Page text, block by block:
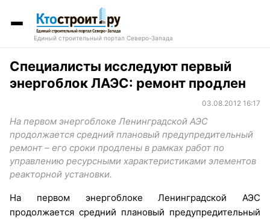
Единый строительный портал Северо-Запада
Специалисты исследуют первый
энергоблок ЛАЭС: ремонт продлен
03.08.2012 16:17
На первом энергоблоке Ленинградской АЭС
продолжается средний плановый предупредительный
ремонт – его сроки продлены в рамках работ по
управлению ресурсными характеристиками элементов
реакторной установки.
На первом энергоблоке Ленинградской АЭС
продолжается средний плановый предупредительный